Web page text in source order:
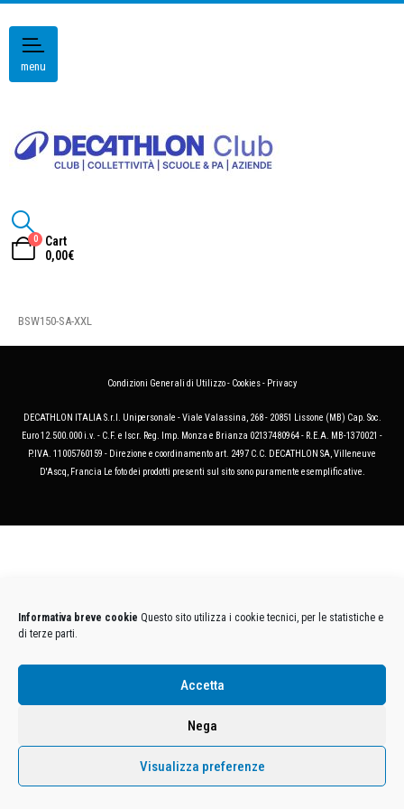
Informativa breve cookie Questo sito utilizza i cookie tecnici, per le statistiche e
di terze parti.
Accetta
Nega
Visualizza preferenze
menu
0
Cart
0,00€
BSW150-SA-XXL
Condizioni Generali di Utilizzo- Cookies- Privacy
DECATHLON ITALIA S.r.l. Unipersonale - Viale Valassina, 268 - 20851 Lissone (MB) Cap. Soc.
Euro 12.500.000 i.v. - C.F. e Iscr. Reg. Imp. Monza e Brianza 02137480964 - R.E.A. MB-1370021 -
P.IVA. 11005760159 - Direzione e coordinamento art. 2497 C.C. DECATHLON SA, Villeneuve
D'Ascq, Francia Le foto dei prodotti presenti sul sito sono puramente esemplificative.